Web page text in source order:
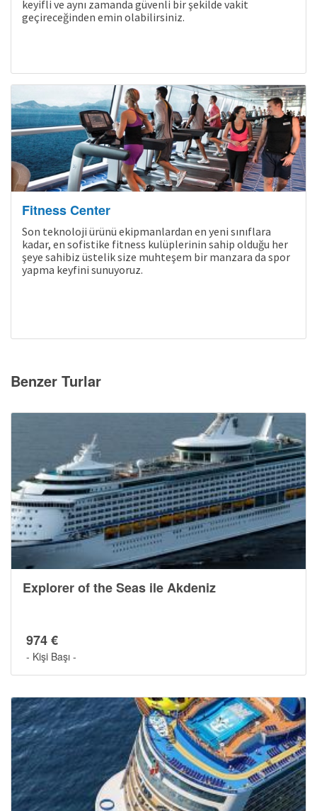
Son Kabinler
keyifli ve aynı zamanda güvenli bir şekilde vakit
geçireceğinden emin olabilirsiniz.
Fitness Center
Son teknoloji ürünü ekipmanlardan en yeni sınıflara
kadar, en sofistike fitness kulüplerinin sahip olduğu her
şeye sahibiz üstelik size muhteşem bir manzara da spor
yapma keyfini sunuyoruz.
Benzer Turlar
Explorer of the Seas ile Akdeniz
974 €
- Kişi Başı -